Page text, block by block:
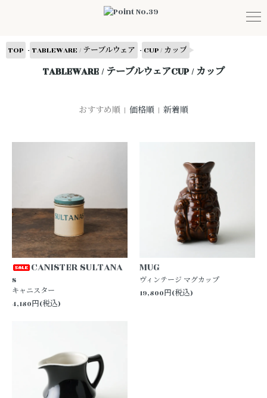
TOP - TABLEWARE / テーブルウェア - CUP / カップ
TABLEWARE / テーブルウェアCUP / カップ
おすすめ順 | 価格順 | 新着順
CANISTER SULTANA
S
キャニスター
4,180円(税込)
MUG
ヴィンテージ マグカップ
19,800円(税込)